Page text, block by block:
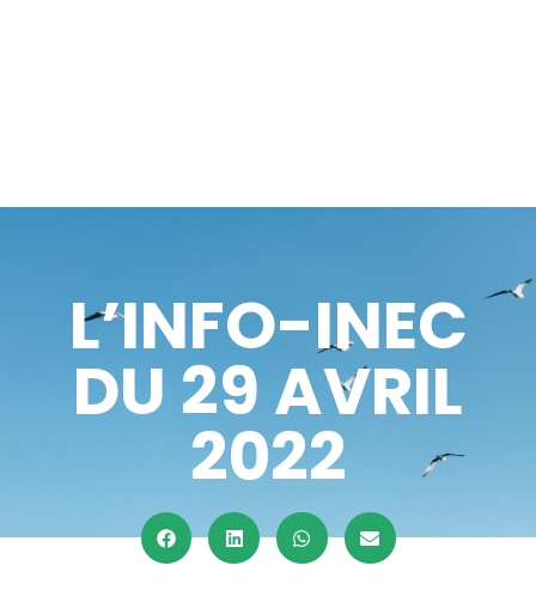
L’INFO-INEC
DU 29 AVRIL
2022